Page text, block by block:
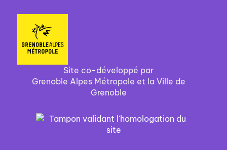
Site co-développé par
Grenoble Alpes Métropole et la Ville de
Grenoble